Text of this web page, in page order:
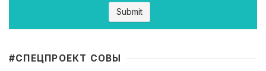
#CПЕЦПРОЕКТ СОВЫ